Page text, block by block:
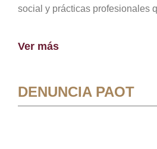
social y prácticas profesionales
Ver más
DENUNCIA PAOT